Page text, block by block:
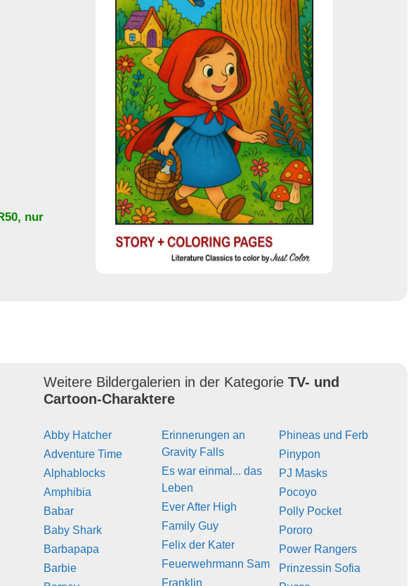
, nur
Weitere Bildergalerien in der KategorieTV- und
Cartoon-Charaktere
Abby Hatcher
Adventure Time
Alphablocks
Amphibia
Babar
Baby Shark
Barbapapa
Barbie
Erinnerungen an
Gravity Falls
Es war einmal... das
Leben
Ever After High
Family Guy
Felix der Kater
Feuerwehrmann Sam
Franklin
Phineas und Ferb
Pinypon
PJ Masks
Pocoyo
Polly Pocket
Pororo
Power Rangers
Prinzessin Sofia